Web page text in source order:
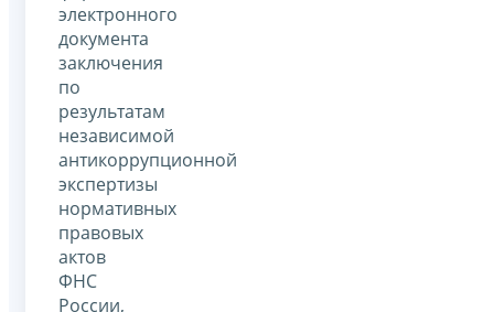
электронного
документа
заключения
по
результатам
независимой
антикоррупционной
экспертизы
нормативных
правовых
актов
ФНС
России,